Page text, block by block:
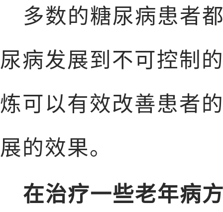
多数的糖尿病患者
尿病发展到不可控制
炼可以有效改善患者
展的效果。
在治疗一些老年病